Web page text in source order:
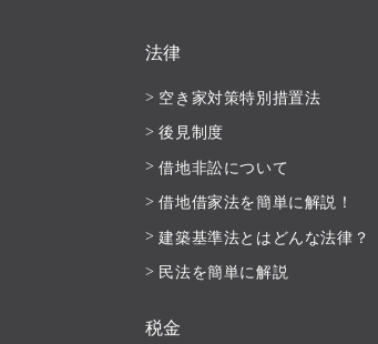
法律
空き家対策特別措置法
後見制度
借地非訟について
借地借家法を簡単に解説！
建築基準法とはどんな法律？
民法を簡単に解説
税金